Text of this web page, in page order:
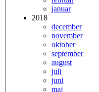
januar
2018
december
november
oktober
september
august
juli
juni
maj